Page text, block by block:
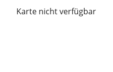
Karte nicht verfügbar